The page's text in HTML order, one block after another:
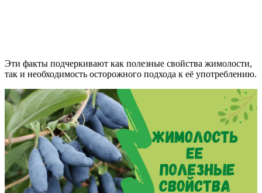
Эти факты подчеркивают как полезные свойства жимолости,
так и необходимость осторожного подхода к её употреблению.